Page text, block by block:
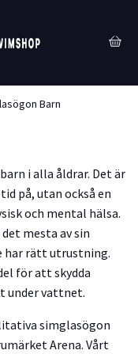
Barn
i alla åldrar. Det är
på, utan också en
och mental hälsa.
mesta av sin
har rätt utrustning.
för att skydda
under vattnet.
simglasögon
Arena. Vårt